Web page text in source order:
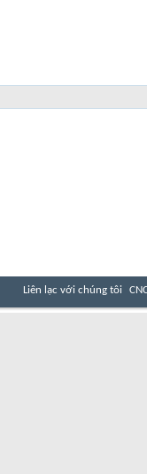
Liên lạc với chúng tôi